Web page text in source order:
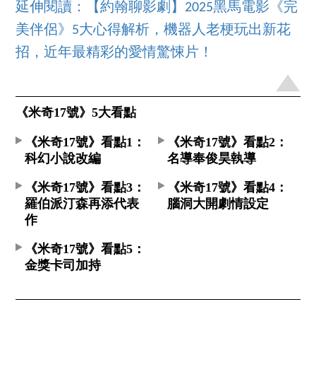
延伸閱讀：【約翰聊影劇】2025黑馬電影《完
美伴侶》5大心得解析，機器人老梗玩出新花
招，近年最精彩的愛情驚悚片！
《米奇17號》5大看點
《米奇17號》看點1：
科幻小說改編
《米奇17號》看點2：
名導奉俊昊執導
《米奇17號》看點3：
羅伯派汀森再添代表
作
《米奇17號》看點4：
腦洞大開劇情設定
《米奇17號》看點5：
金獎卡司加持